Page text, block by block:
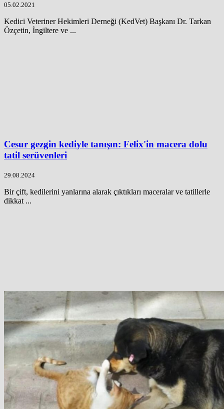
05.02.2021
Kedici Veteriner Hekimleri Derneği (KedVet) Başkanı Dr. Tarkan
Özçetin, İngiltere ve ...
Cesur gezgin kediyle tanışın: Felix'in macera dolu
tatil serüvenleri
29.08.2024
Bir çift, kedilerini yanlarına alarak çıktıkları maceralar ve tatillerle
dikkat ...